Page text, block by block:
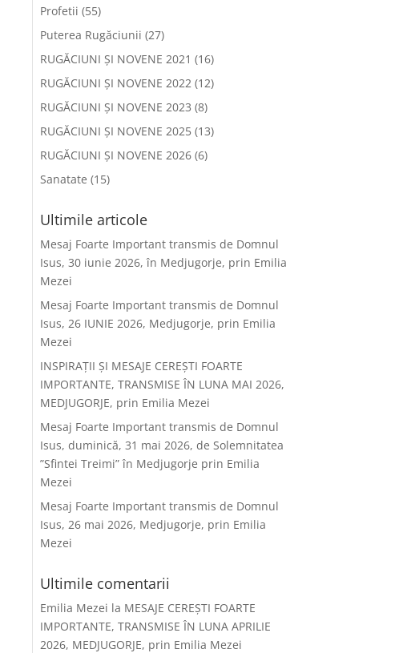
Profetii (55)
Puterea Rugăciunii (27)
RUGĂCIUNI ȘI NOVENE 2021 (16)
RUGĂCIUNI ȘI NOVENE 2022 (12)
RUGĂCIUNI ȘI NOVENE 2023 (8)
RUGĂCIUNI ȘI NOVENE 2025(13)
RUGĂCIUNI ȘI NOVENE 2026(6)
Sanatate (15)
Ultimile articole
Mesaj Foarte Important transmis de Domnul
Isus, 30 iunie 2026, în Medjugorje, prin Emilia
Mezei
Mesaj Foarte Important transmis de Domnul
Isus, 26 IUNIE 2026, Medjugorje, prin Emilia
Mezei
INSPIRAȚII ȘI MESAJE CEREȘTI FOARTE
IMPORTANTE, TRANSMISE ÎN LUNA MAI 2026,
MEDJUGORJE, prin Emilia Mezei
Mesaj Foarte Important transmis de Domnul
Isus, duminică, 31 mai 2026, de Solemnitatea
”Sfintei Treimi” în Medjugorje prin Emilia
Mezei
Mesaj Foarte Important transmis de Domnul
Isus, 26 mai 2026, Medjugorje, prin Emilia
Mezei
Ultimile comentarii
Emilia Mezei la MESAJE CEREȘTI FOARTE
IMPORTANTE, TRANSMISE ÎN LUNA APRILIE
2026, MEDJUGORJE, prin Emilia Mezei